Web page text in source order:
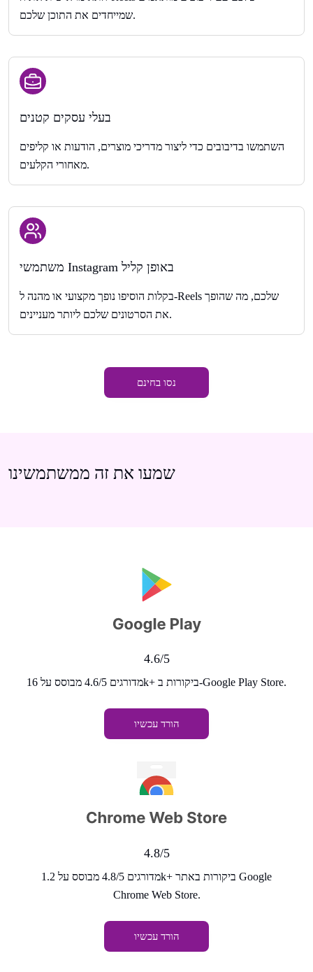
שמייחדים את התוכן שלכם.
בעלי עסקים קטנים
השתמשו בדיבובים כדי ליצור מדריכי מוצרים, הודעות או קליפים
מאחורי הקלעים.
משתמשי Instagram באופן קליל
בקלות הוסיפו נופך מקצועי או מהנה ל-Reels שלכם, מה שהופך
את הסרטונים שלכם ליותר מעניינים.
נסו בחינם
שמעו את זה ממשתמשינו
4.6/5
מדורגים 4.6/5 מבוסס על 16k+ ביקורות ב-Google Play Store.
הורד עכשיו
4.8/5
מדורגים 4.8/5 מבוסס על 1.2k+ ביקורות באתר Google
Chrome Web Store.
הורד עכשיו